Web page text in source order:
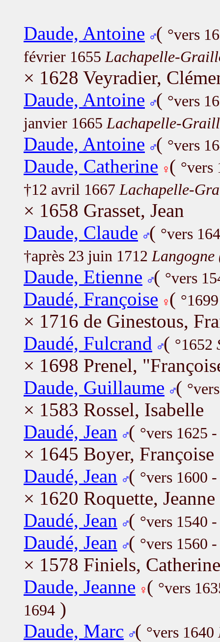
Daude, Antoine ( °vers
février 1655 Lachapelle-
× 1628 Veyradier,
Daude, Antoine ( °vers
janvier 1665 Lachapelle-
Daude, Antoine ( °vers
Daude, Catherine (
†12 avril 1667 Lachapelle-
× 1658 Grasset, Jean
Daude, Claude ( °vers
†après 23 juin 1712 Langogne
Daude, Etienne ( °vers
Daudé, Françoise (
× 1716 de Ginestous,
Daudé, Fulcrand
( °1652
× 1698 Prenel,
Daude, Guillaume (
× 1583 Rossel, Isabelle
Daudé, Jean
( °vers 1625
× 1645 Boyer, Françoise
Daudé, Jean
( °vers 1600
× 1620 Roquette, Jeanne
Daudé, Jean
( °vers 1540
Daudé, Jean ( °vers 1560
× 1578 Finiels, Catherine
Daude, Jeanne ( °vers
1694 )
Daude, Marc ( °vers 1640